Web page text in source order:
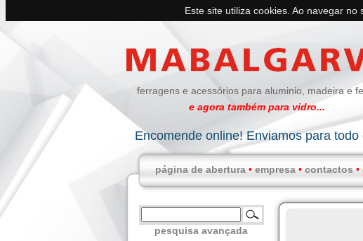
Este site utiliza cookies. Ao navegar
ferragens e acessórios para aluminio, madeira e
e agora também para vidro...
Encomende online! Enviamos para todo
página de abertura • empresa • contactos •
pesquisa avançada